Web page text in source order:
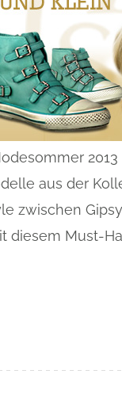
aus der
zwischen
diesem Must-